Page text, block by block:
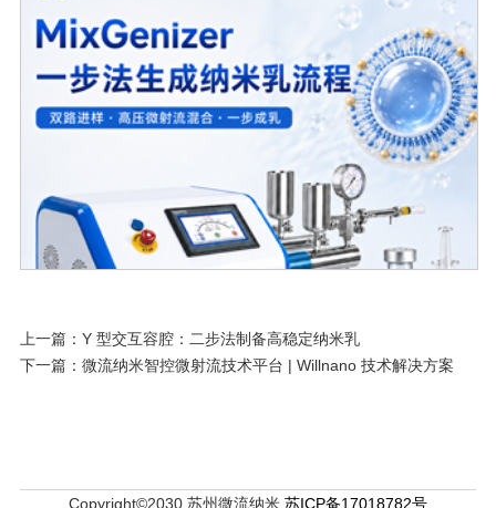
上一篇： Y 型交互容腔：二步法制备高稳定纳米乳
下一篇： 微流纳米智控微射流技术平台 | Willnano 技术解决方案
Copyright©2030 苏州微流纳米 苏ICP备17018782号